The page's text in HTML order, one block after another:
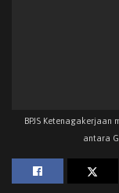
BPJS
antara